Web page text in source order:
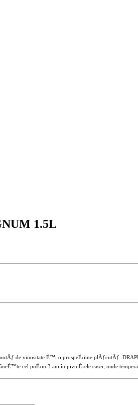
1.5L
de vinositate È™i o prospeÈ›ime plÄƒcutÄƒ.
cel puÈ›in 3 ani în pivniÈ›ele casei, unde